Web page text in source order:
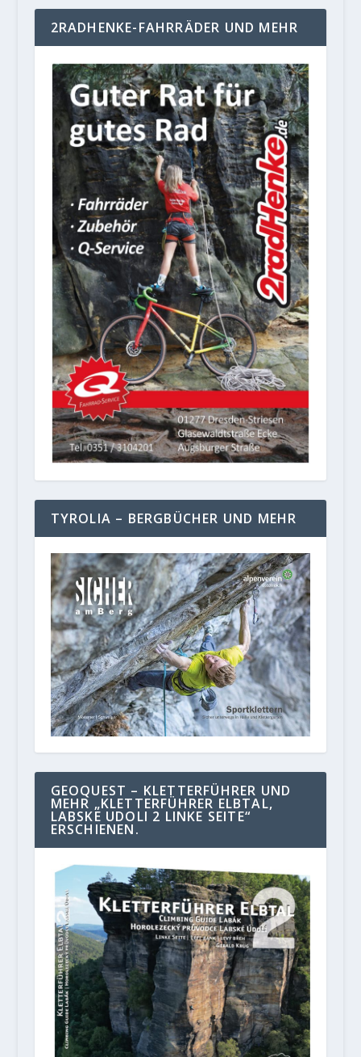
2RADHENKE-FAHRRÄDER UND MEHR
TYROLIA – BERGBÜCHER UND MEHR
GEOQUEST – KLETTERFÜHRER UND
MEHR „KLETTERFÜHRER ELBTAL,
LABSKE UDOLI 2 LINKE SEITE“
ERSCHIENEN.